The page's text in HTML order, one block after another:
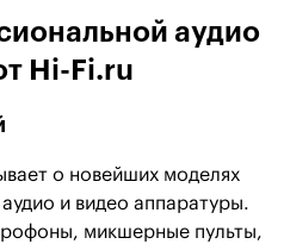
аудио
Hi-Fi.ru
о новейших моделях
и видео аппаратуры.
микшерные пульты,